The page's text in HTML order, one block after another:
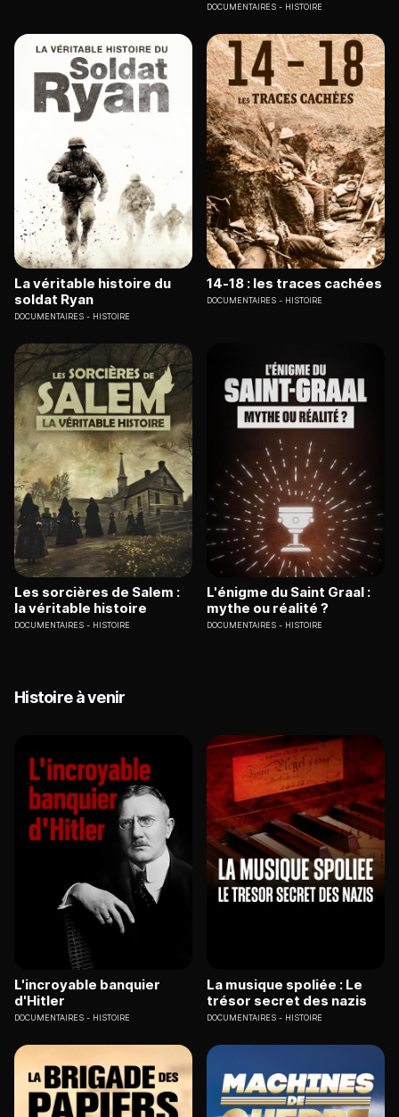
DOCUMENTAIRES HISTOIRE
La véritable histoire du
soldat Ryan
DOCUMENTAIRES HISTOIRE
14-18 : les traces cachées
DOCUMENTAIRES HISTOIRE
Les sorcières de Salem :
la véritable histoire
DOCUMENTAIRES HISTOIRE
L'énigme du Saint Graal :
mythe ou réalité ?
DOCUMENTAIRES HISTOIRE
Histoire à venir
L'incroyable banquier
d'Hitler
DOCUMENTAIRES HISTOIRE
La musique spoliée : Le
trésor secret des nazis
DOCUMENTAIRES HISTOIRE